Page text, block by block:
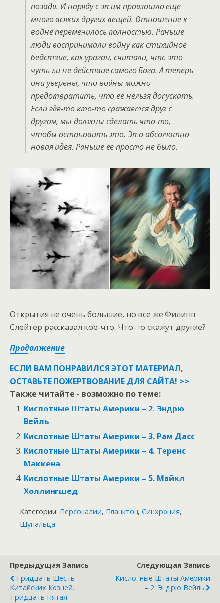
позади. И наряду с этим произошло еще
много всяких других вещей. Отношение к
войне переменилось полностью. Раньше
люди воспринимали войну как стихийное
бедствие, как ураган, считали, что это
чуть ли не действие самого Бога. А теперь
они уверены, что войны можно
предотвратить, что ее нельзя допускать.
Если где-то кто-то сражается друг с
другом, мы должны сделать что-то,
чтобы остановить это. Это абсолютно
новая идея. Раньше ее просто не было.
Открытия не очень большие, но все же Филипп
Слейтер рассказал кое-что. Что-то скажут другие?
Продолжение
ЕСЛИ ВАМ ПОНРАВИЛСЯ ЭТОТ МАТЕРИАЛ,
ОСТАВЬТЕ ПОЖЕРТВОВАНИЕ ДЛЯ САЙТА! >>
Также читайте - возможно по теме:
Кислотные Штаты Америки – 2. Эндрю
Вейль
Кислотные Штаты Америки – 3. Рам Дасс
Кислотные Штаты Америки – 4. Теренс
Маккена
Кислотные Штаты Америки – 5. Майкл
Холлингшед
Категории: Персоналии, Планктон, Синхрония,
Щупальца
Предыдущая Запись
Тридцать Шесть
Китайских Козней.
Тридцать Пятая
Следующая Запись
Кислотные Штаты Америки
– 2. Эндрю Вейль